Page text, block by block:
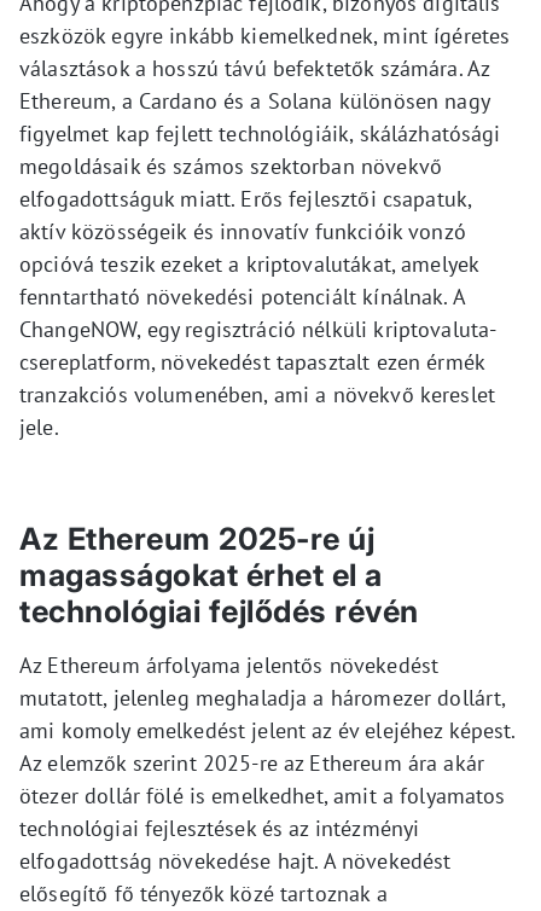
eszközök egyre inkább kiemelkednek, mint ígéretes
választások a hosszú távú befektetők számára. Az
Ethereum, a Cardano és a Solana különösen nagy
figyelmet kap fejlett technológiáik, skálázhatósági
megoldásaik és számos szektorban növekvő
elfogadottságuk miatt. Erős fejlesztői csapatuk,
aktív közösségeik és innovatív funkcióik vonzó
opcióvá teszik ezeket a kriptovalutákat, amelyek
fenntartható növekedési potenciált kínálnak. A
ChangeNOW, egy regisztráció nélküli kriptovaluta-
csereplatform, növekedést tapasztalt ezen érmék
tranzakciós volumenében, ami a növekvő kereslet
jele.
Az Ethereum 2025-re új
magasságokat érhet el a
technológiai fejlődés révén
Az Ethereum árfolyama jelentős növekedést
mutatott, jelenleg meghaladja a háromezer dollárt,
ami komoly emelkedést jelent az év elejéhez képest.
Az elemzők szerint 2025-re az Ethereum ára akár
ötezer dollár fölé is emelkedhet, amit a folyamatos
technológiai fejlesztések és az intézményi
elfogadottság növekedése hajt. A növekedést
elősegítő fő tényezők közé tartoznak a